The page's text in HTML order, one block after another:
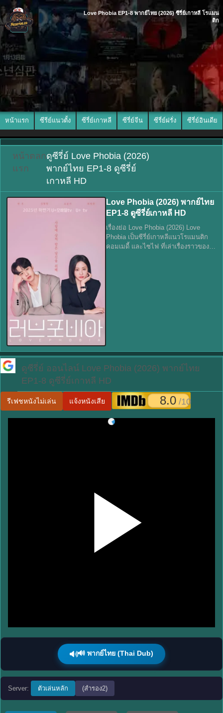
Love Phobia EP1-8 พากย์ไทย (2026) ซีรี่ย์เกาหลี โรแมน
ติก
หน้าแรก ซีรีย์แนวตั้ง ซีรี่ย์เกาหลี ซีรี่ย์จีน ซีรี่ย์ฝรั่ง ซีรี่ย์อินเดีย
หน้า
แรก
ตลกดูซีรี่ย์ Love Phobia (2026)
พากย์ไทย EP1-8 ดูซีรี่ย์
เกาหลี HD
Love Phobia (2026) พากย์ไทย
EP1-8 ดูซีรี่ย์เกาหลี HD
เรื่องย่อ Love Phobia (2026) Love
Phobia เป็นซีรี่ย์เกาหลีแนวโรแมนติก
คอมเมดี้ และไซไฟ ที่เล่าเรื่องราวของ
ดูซีรี่ย์ ออนไลน์ Love Phobia (2026) พากย์ไทย
EP1-8 ดูซีรี่ย์เกาหลี HD
รีเฟชหนังไม่เล่น แจ้งหนังเสีย 8.0 /10
🔊 พากย์ไทย (Thai Dub)
Server: ตัวเล่นหลัก (สำรอง2)